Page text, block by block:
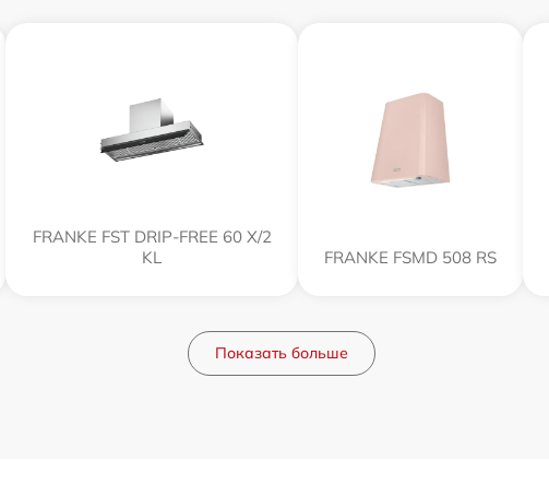
FRANKE FST DRIP-FREE 60 X/2
KL
FRANKE FSMD 508 RS
Показать больше